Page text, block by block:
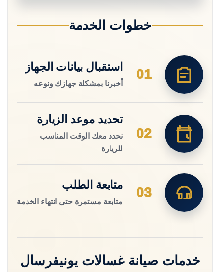
خطوات الخدمة
01
استقبال بيانات الجهاز
أخبرنا بمشكلة جهازك ونوعه
02
تحديد موعد الزيارة
نحدد معك الوقت المناسب
للزيارة
03
متابعة الطلب
متابعة مستمرة حتى انتهاء الخدمة
خدمات صيانة غسالات يونيفرسال